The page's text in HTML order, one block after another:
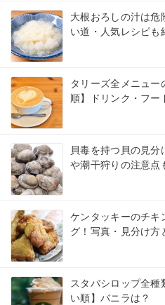
大根おろしの汁は危
い道・人気レシピも
タリーズ全メニュ
順】ドリンク・フー
貝毒を持つ貝の見
や潮干狩りの注意点
ケンタッキーのチキ
グ！写真・見分け方
スタバシロップ全種
い順】バニラは？